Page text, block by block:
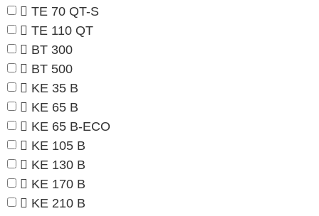
TE 70 QT-S
TE 110 QT
BT 300
BT 500
KE 35 B
KE 65 B
KE 65 B-ECO
KE 105 B
KE 130 B
KE 170 B
KE 210 B